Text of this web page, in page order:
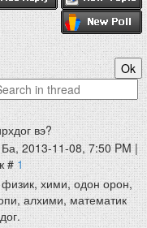
вэ?
2013-11-08, 7:50 PM |
#1
хими, одон орон,
алхими, математик